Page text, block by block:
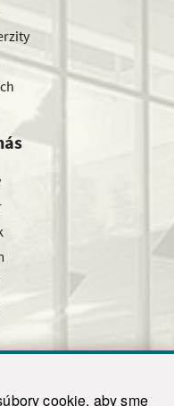
cookie, aby sme